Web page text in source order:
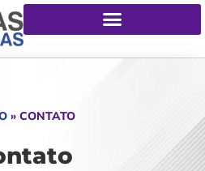
» CONTATO